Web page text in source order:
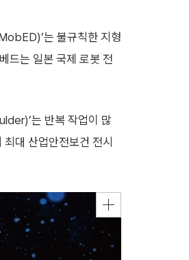
는 불규칙한 지형
드는 일본 국제 로봇 전
는 반복 작업이 많
대 산업안전보건 전시